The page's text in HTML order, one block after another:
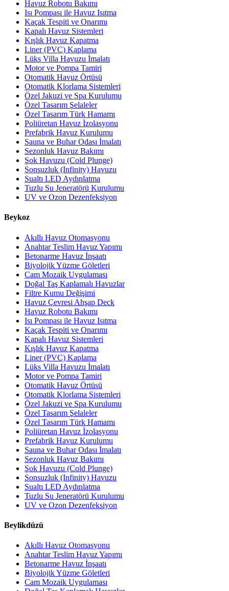
Havuz Robotu Bakımı
Isı Pompası ile Havuz Isıtma
Kaçak Tespiti ve Onarımı
Kapalı Havuz Sistemleri
Kışlık Havuz Kapatma
Liner (PVC) Kaplama
Lüks Villa Havuzu İmalatı
Motor ve Pompa Tamiri
Otomatik Havuz Örtüsü
Otomatik Klorlama Sistemleri
Özel Jakuzi ve Spa Kurulumu
Özel Tasarım Şelaleler
Özel Tasarım Türk Hamamı
Poliüretan Havuz İzolasyonu
Prefabrik Havuz Kurulumu
Sauna ve Buhar Odası İmalatı
Sezonluk Havuz Bakımı
Şok Havuzu (Cold Plunge)
Sonsuzluk (Infinity) Havuzu
Sualtı LED Aydınlatma
Tuzlu Su Jeneratörü Kurulumu
UV ve Ozon Dezenfeksiyon
Beykoz
Akıllı Havuz Otomasyonu
Anahtar Teslim Havuz Yapımı
Betonarme Havuz İnşaatı
Biyolojik Yüzme Göletleri
Cam Mozaik Uygulaması
Doğal Taş Kaplamalı Havuzlar
Filtre Kumu Değişimi
Havuz Çevresi Ahşap Deck
Havuz Robotu Bakımı
Isı Pompası ile Havuz Isıtma
Kaçak Tespiti ve Onarımı
Kapalı Havuz Sistemleri
Kışlık Havuz Kapatma
Liner (PVC) Kaplama
Lüks Villa Havuzu İmalatı
Motor ve Pompa Tamiri
Otomatik Havuz Örtüsü
Otomatik Klorlama Sistemleri
Özel Jakuzi ve Spa Kurulumu
Özel Tasarım Şelaleler
Özel Tasarım Türk Hamamı
Poliüretan Havuz İzolasyonu
Prefabrik Havuz Kurulumu
Sauna ve Buhar Odası İmalatı
Sezonluk Havuz Bakımı
Şok Havuzu (Cold Plunge)
Sonsuzluk (Infinity) Havuzu
Sualtı LED Aydınlatma
Tuzlu Su Jeneratörü Kurulumu
UV ve Ozon Dezenfeksiyon
Beylikdüzü
Akıllı Havuz Otomasyonu
Anahtar Teslim Havuz Yapımı
Betonarme Havuz İnşaatı
Biyolojik Yüzme Göletleri
Cam Mozaik Uygulaması